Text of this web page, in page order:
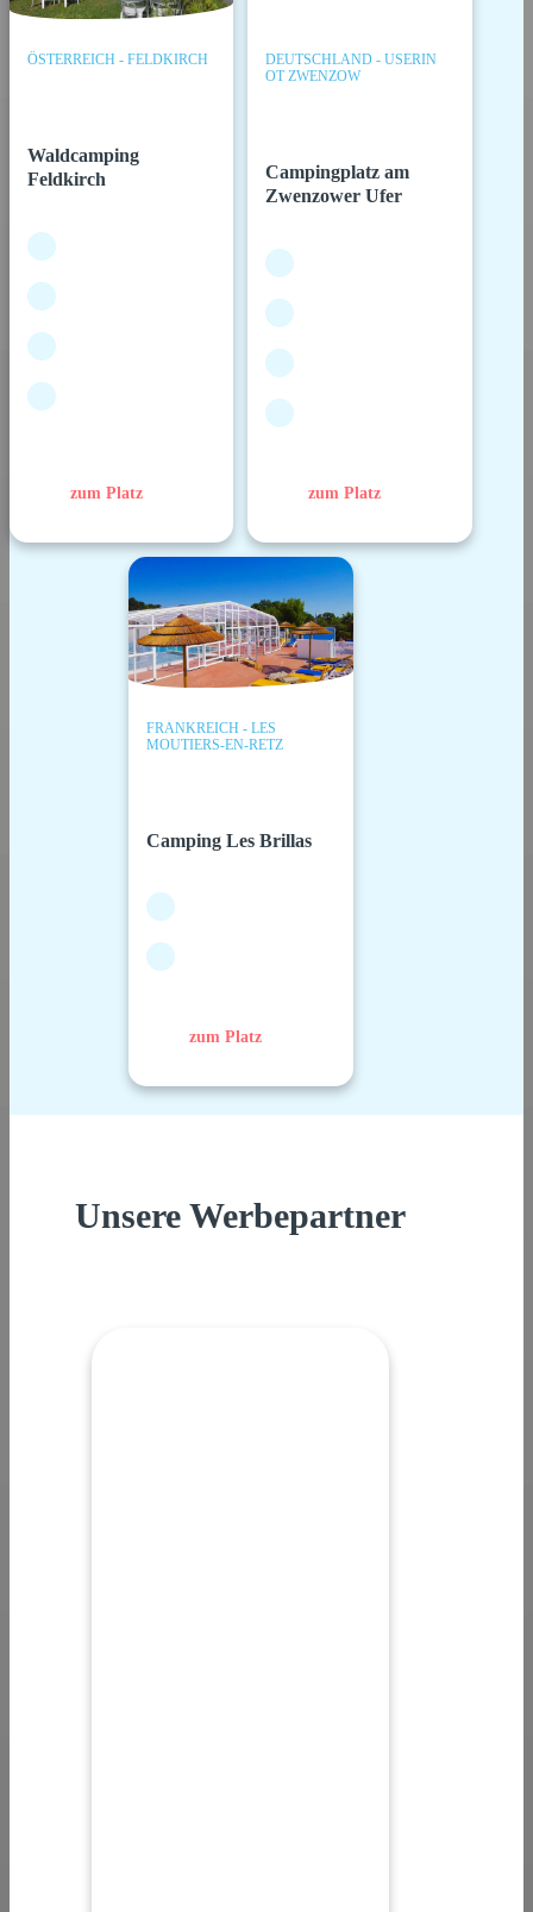
ÖSTERREICH - FELDKIRCH
Waldcamping
Feldkirch
zum Platz
DEUTSCHLAND - USERIN
OT ZWENZOW
Campingplatz am
Zwenzower Ufer
zum Platz
FRANKREICH - LES
MOUTIERS-EN-RETZ
Camping Les Brillas
zum Platz
Unsere Werbepartner